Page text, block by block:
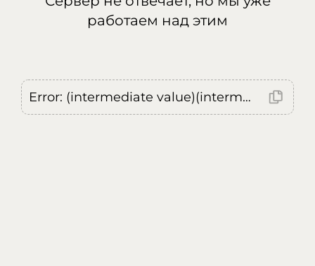
работаем над этим
Error: (intermediate value)(intermediate value)(intermediate value).replaceAll is not a function